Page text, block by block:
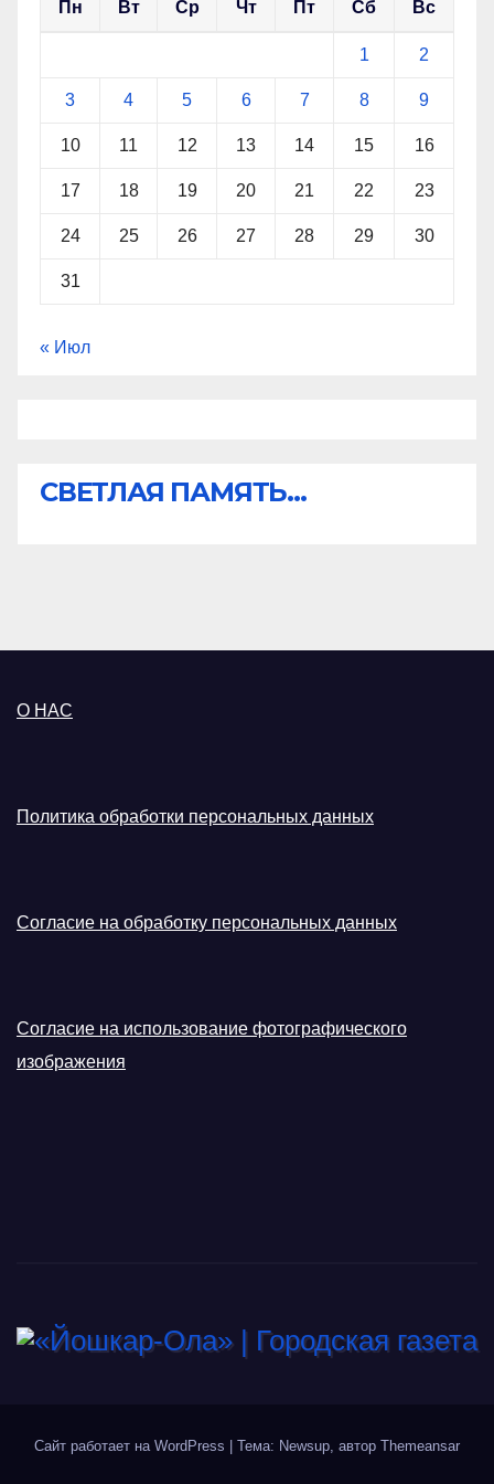
Пн Вт Ср Чт Пт Сб Вс
1 2
3 4 5 6 7 8 9
10 11 12 13 14 15 16
17 18 19 20 21 22 23
24 25 26 27 28 29 30
31
« Июл
СВЕТЛАЯ ПАМЯТЬ...
О НАС
Политика обработки персональных данных
Согласие на обработку персональных данных
Согласие на использование фотографического
изображения
Сайт работает на WordPress Тема: Newsup, автор Themeansar